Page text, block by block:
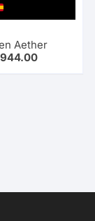
Aether